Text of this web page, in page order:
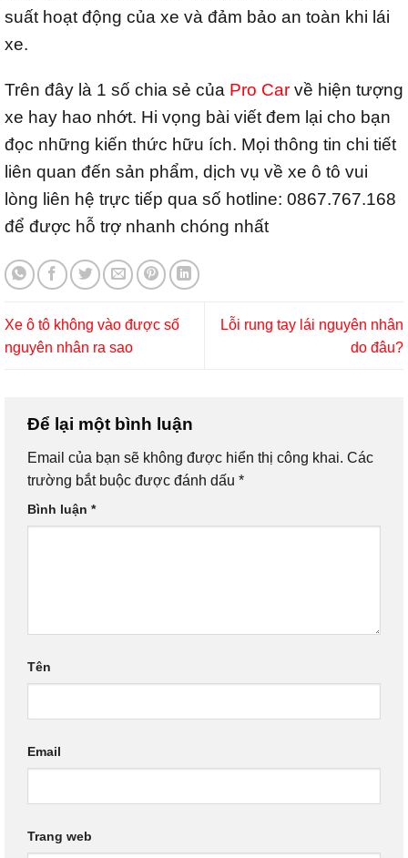
suất hoạt động của xe và đảm bảo an toàn khi lái
xe.
Trên đây là 1 số chia sẻ của Pro Car về hiện tượng
xe hay hao nhớt. Hi vọng bài viết đem lại cho bạn
đọc những kiến thức hữu ích. Mọi thông tin chi tiết
liên quan đến sản phẩm, dịch vụ về xe ô tô vui
lòng liên hệ trực tiếp qua số hotline: 0867.767.168
để được hỗ trợ nhanh chóng nhất
Xe ô tô không vào được số
nguyên nhân ra sao
Lỗi rung tay lái nguyên nhân
do đâu?
Để lại một bình luận
Email của bạn sẽ không được hiển thị công khai. Các
trường bắt buộc được đánh dấu *
Bình luận *
Tên
Email
Trang web